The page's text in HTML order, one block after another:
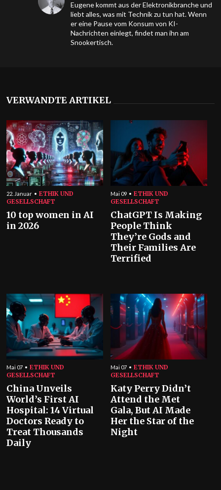
Eugene kommt aus der Elektronikbranche und
liebt alles, was mit Technik zu tun hat. Wenn
er eine Pause vom Konsum von KI-
Nachrichten einlegt, findet man ihn am
Snookertisch.
VERWANDTE ARTIKEL
22. Januar
ETHIK UND
GESELLSCHAFT
10 top women in AI
in 2026
Mai 09
ETHIK UND
GESELLSCHAFT
ChatGPT Is Making
People Think
They’re Gods and
Their Families Are
Terrified
Mai 07
ETHIK UND
GESELLSCHAFT
China Unveils
World’s First AI
Hospital: 14 Virtual
Doctors Ready to
Treat Thousands
Daily
Mai 07
ETHIK UND
GESELLSCHAFT
Katy Perry Didn’t
Attend the Met
Gala, But AI Made
Her the Star of the
Night